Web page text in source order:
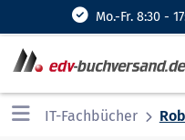
Mo.-Fr. 8:30 -
IT-Fachbücher